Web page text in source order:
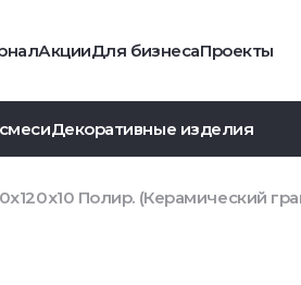
АкцииДля бизнесаПроекты
Декоративные изделия
Полир. (Керамический